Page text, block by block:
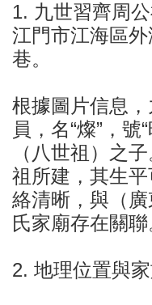
1. 九世習齊周
江門市江海區
巷。
根據圖片信息
員，名“燦”，號
（八世祖）之
祖所建，其生
絡清晰，與（
氏家廟存在關聯
2. 地理位置與